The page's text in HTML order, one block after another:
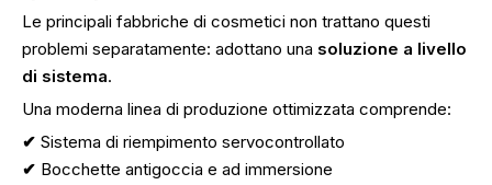
Le principali fabbriche di cosmetici non trattano questi
problemi separatamente: adottano una soluzione a livello
di sistema.
Una moderna linea di produzione ottimizzata comprende:
✔ Sistema di riempimento servocontrollato
✔ Bocchette antigoccia e ad immersione